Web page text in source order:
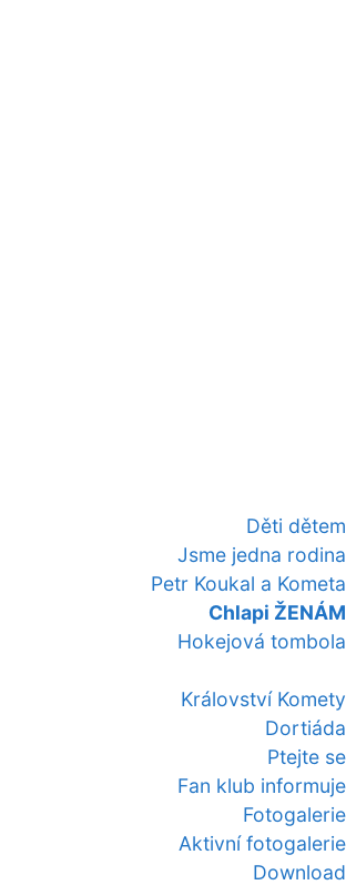
Děti dětem
Jsme jedna rodina
Petr Koukal a Kometa
Chlapi ŽENÁM
Hokejová tombola
Království Komety
Dortiáda
Ptejte se
Fan klub informuje
Fotogalerie
Aktivní fotogalerie
Download